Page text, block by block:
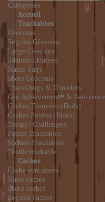
Catégories
Accueil
Trackables
Géocoins
Regular Géocoins
Large Géocoins
Editions Limitées
Name Tags
Micro Géocoins
Travel bugs & Travelers
Geo Achievement® & Geo-score
Caches Trouvées (Finds)
Caches Posées (Hides)
Temps / Challenges
Patchs Trackables
Stickers Trackables
Textile trackable
Caches
Cache containers
Nano caches
Micro caches
Regular caches